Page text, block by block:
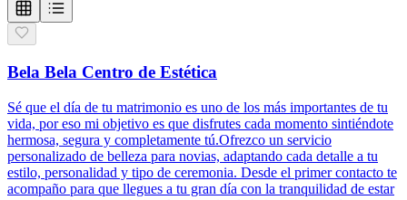
Bela Bela Centro de Estética
Sé que el día de tu matrimonio es uno de los más importantes de tu
vida, por eso mi objetivo es que disfrutes cada momento sintiéndote
hermosa, segura y completamente tú.Ofrezco un servicio
personalizado de belleza para novias, adaptando cada detalle a tu
estilo, personalidad y tipo de ceremonia. Desde el primer contacto te
acompaño para que llegues a tu gran día con la tranquilidad de estar